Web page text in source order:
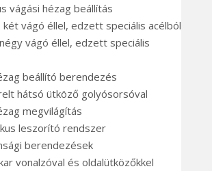
vágási hézag beállítás
két vágó éllel, edzett speciális acélból
vágó éllel, edzett speciális
beállító berendezés
hátsó ütköző golyósorsóval
megvilágítás
leszorító rendszer
berendezések
vonalzóval és oldalütközőkkel